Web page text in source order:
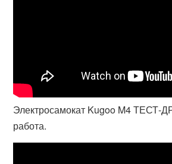
Электросамокат Kugoo M4 ТЕСТ-
работа.